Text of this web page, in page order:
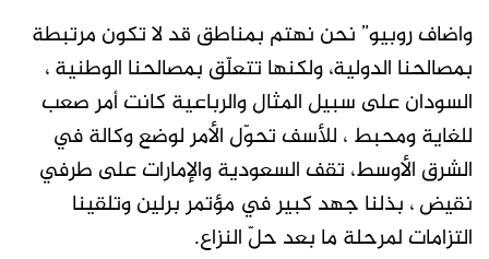
واضاف روبيو” نحن نهتم بمناطق قد لا تكون مرتبطة
بمصالحنا الدولية، ولكنها تتعلّق بمصالحنا الوطنية ،
السودان على سبيل المثال والرباعية كانت أمر صعب
للغاية ومحبط ، للأسف تحوّل الأمر لوضع وكالة في
الشرق الأوسط، تقف السعودية والإمارات على طرفي
نقيض ، بذلنا جهد كبير في مؤتمر برلين وتلقينا
التزامات لمرحلة ما بعد حلّ النزاع.